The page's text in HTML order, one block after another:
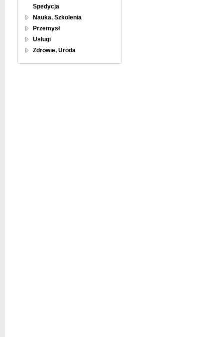
Spedycja
Nauka, Szkolenia
Przemysł
Usługi
Zdrowie, Uroda